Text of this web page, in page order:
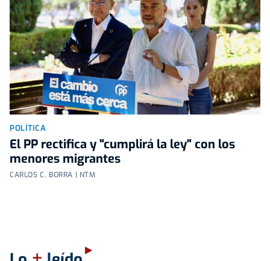
POLÍTICA
El PP rectifica y "cumplirá la ley" con los
menores migrantes
CARLOS C. BORRA | NTM